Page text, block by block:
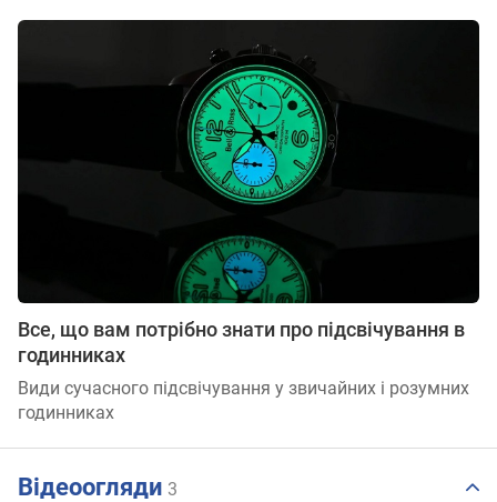
Все, що вам потрібно знати про підсвічування в
годинниках
Види сучасного підсвічування у звичайних і розумних
годинниках
Відеоогляди 3